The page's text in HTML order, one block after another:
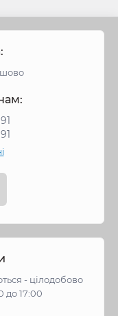
- цілодобово
до 17:00